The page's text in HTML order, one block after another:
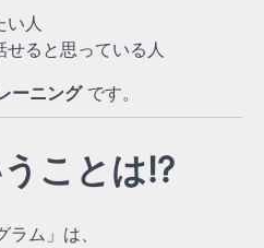
い人
せると思っている人
ーニングです。
ことは⁉
ラム」は、